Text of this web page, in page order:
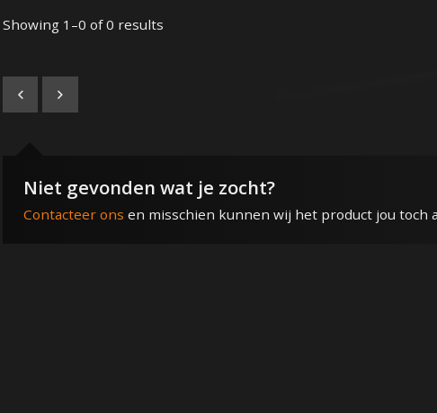
Showing 1–0 of 0 results
Niet gevonden wat je zocht?
Contacteer ons en misschien kunnen wij het product jou toch